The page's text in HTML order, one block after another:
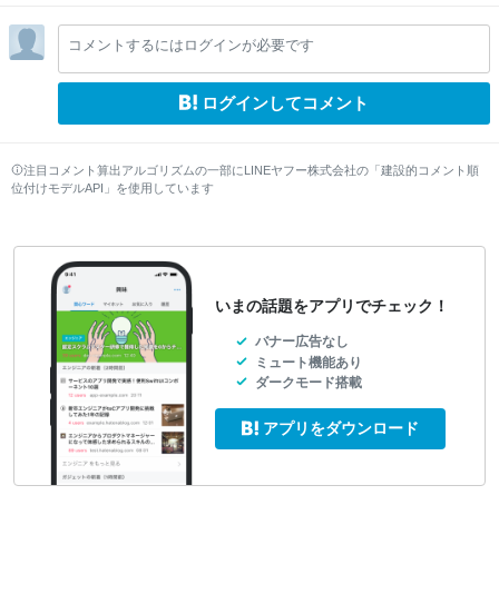
コメントするにはログインが必要です
ログインしてコメント
注目コメント算出アルゴリズムの一部にLINEヤフー株式会社の「建設的コメント順
位付けモデルAPI」を使用しています
いまの話題をアプリでチェック！
バナー広告なし
ミュート機能あり
ダークモード搭載
アプリをダウンロード